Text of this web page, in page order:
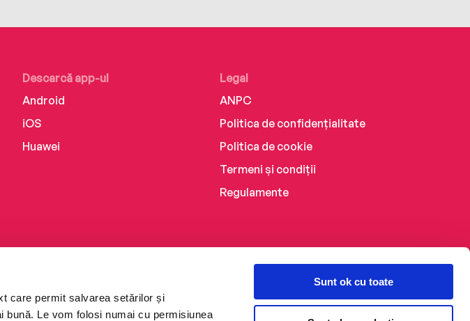
care permit salvarea setărilor și
bună. Le vom folosi numai cu permisiunea
Sunt ok cu toate
Descarcă app-ul
Android
iOS
Huawei
Legal
ANPC
Politica de confidențialitate
Politica de cookie
Termeni și condiții
Regulamente